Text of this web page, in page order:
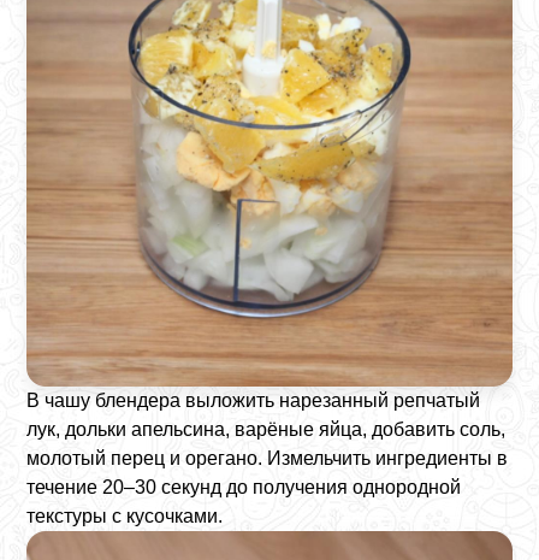
В чашу блендера выложить нарезанный репчатый
лук, дольки апельсина, варёные яйца, добавить соль,
молотый перец и орегано. Измельчить ингредиенты в
течение 20–30 секунд до получения однородной
текстуры с кусочками.